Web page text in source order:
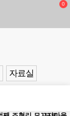
0
자료실